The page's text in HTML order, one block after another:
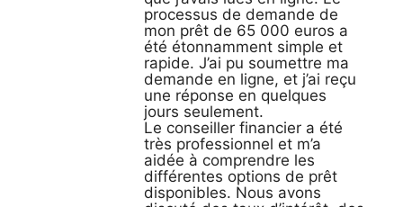
processus de demande de
mon prêt de 65 000 euros a
été étonnamment simple et
rapide. J’ai pu soumettre ma
demande en ligne, et j’ai reçu
une réponse en quelques
jours seulement.
Le conseiller financier a été
très professionnel et m’a
aidée à comprendre les
différentes options de prêt
disponibles. Nous avons